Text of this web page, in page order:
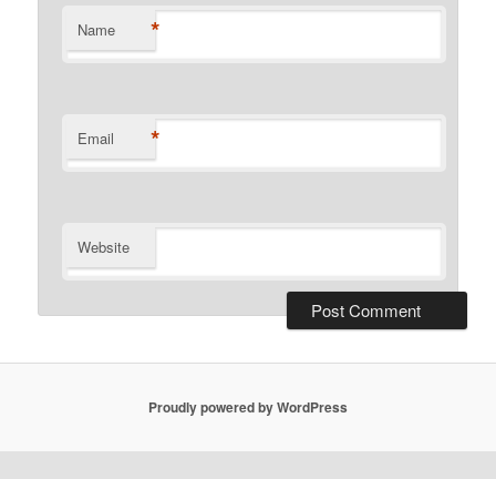
Name *
Email *
Website
Proudly powered by WordPress